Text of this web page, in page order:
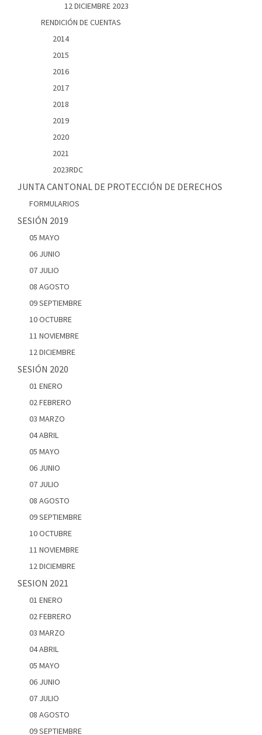
12 DICIEMBRE 2023
RENDICIÓN DE CUENTAS
2014
2015
2016
2017
2018
2019
2020
2021
2023RDC
JUNTA CANTONAL DE PROTECCIÓN DE DERECHOS
FORMULARIOS
SESIÓN 2019
05 MAYO
06 JUNIO
07 JULIO
08 AGOSTO
09 SEPTIEMBRE
10 OCTUBRE
11 NOVIEMBRE
12 DICIEMBRE
SESIÓN 2020
01 ENERO
02 FEBRERO
03 MARZO
04 ABRIL
05 MAYO
06 JUNIO
07 JULIO
08 AGOSTO
09 SEPTIEMBRE
10 OCTUBRE
11 NOVIEMBRE
12 DICIEMBRE
SESION 2021
01 ENERO
02 FEBRERO
03 MARZO
04 ABRIL
05 MAYO
06 JUNIO
07 JULIO
08 AGOSTO
09 SEPTIEMBRE